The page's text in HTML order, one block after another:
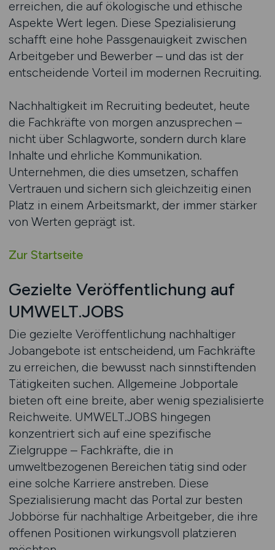
erreichen, die auf ökologische und ethische
Aspekte Wert legen. Diese Spezialisierung
schafft eine hohe Passgenauigkeit zwischen
Arbeitgeber und Bewerber – und das ist der
entscheidende Vorteil im modernen Recruiting.
Nachhaltigkeit im Recruiting bedeutet, heute
die Fachkräfte von morgen anzusprechen –
nicht über Schlagworte, sondern durch klare
Inhalte und ehrliche Kommunikation.
Unternehmen, die dies umsetzen, schaffen
Vertrauen und sichern sich gleichzeitig einen
Platz in einem Arbeitsmarkt, der immer stärker
von Werten geprägt ist.
Zur Startseite
Gezielte Veröffentlichung auf
UMWELT.JOBS
Die gezielte Veröffentlichung nachhaltiger
Jobangebote ist entscheidend, um Fachkräfte
zu erreichen, die bewusst nach sinnstiftenden
Tätigkeiten suchen. Allgemeine Jobportale
bieten oft eine breite, aber wenig spezialisierte
Reichweite. UMWELT.JOBS hingegen
konzentriert sich auf eine spezifische
Zielgruppe – Fachkräfte, die in
umweltbezogenen Bereichen tätig sind oder
eine solche Karriere anstreben. Diese
Spezialisierung macht das Portal zur besten
Jobbörse für nachhaltige Arbeitgeber, die ihre
offenen Positionen wirkungsvoll platzieren